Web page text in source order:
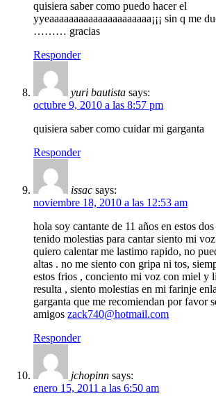
quisiera saber como puedo hacer el
yyeaaaaaaaaaaaaaaaaaaaaa¡¡¡ sin q me
……… gracias
Responder
yuri bautista says:
octubre 9, 2010 a las 8:57 pm
quisiera saber como cuidar mi garganta
Responder
issac says:
noviembre 18, 2010 a las 12:53 am
hola soy cantante de 11 años en estos
tenido molestias para cantar siento mi
quiero calentar me lastimo rapido, no
altas . no me siento con gripa ni tos,
estos frios , conciento mi voz con miel y
resulta , siento molestias en mi farinje
garganta que me recomiendan por favor
amigos zack740@hotmail.com
Responder
jchopinn says:
enero 15, 2011 a las 6:50 am